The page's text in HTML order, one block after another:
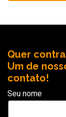
Quer
Um de
contato!
Seu nome